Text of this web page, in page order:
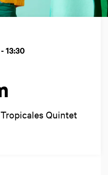
Quintet
13:30